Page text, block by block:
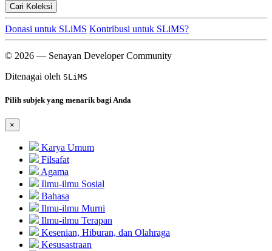
Cari Koleksi
Donasi untuk SLiMS Kontribusi untuk SLiMS?
© 2026 — Senayan Developer Community
Ditenagai oleh SLiMS
Pilih subjek yang menarik bagi Anda
×
Karya Umum
Filsafat
Agama
Ilmu-ilmu Sosial
Bahasa
Ilmu-ilmu Murni
Ilmu-ilmu Terapan
Kesenian, Hiburan, dan Olahraga
Kesusastraan